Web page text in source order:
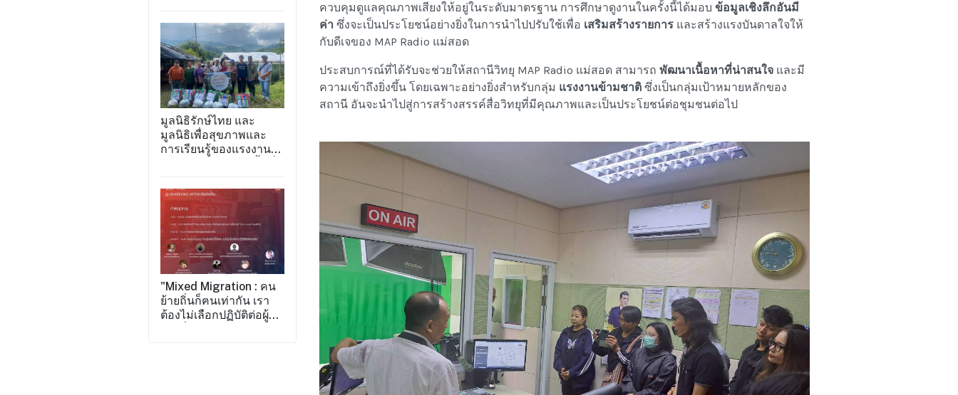
มูลนิธิรักษ์ไทย และ
มูลนิธิเพื่อสุขภาพและ
การเรียนรู้ของแรงงาน
แรงงานภาคเกษตร
"Mixed Migration : คน
ย้ายถิ่นก็ฅนเท่ากัน เรา
ต้องไม่เลือกปฏิบัติต่อผู้
ควบคุมดูแลคุณภาพเสียงให้อยู่ในระดับมาตรฐาน การศึกษาดูงานในครั้งนี้ได้มอบ ข้อมูลเชิงลึกอันมี
ค่า ซึ่งจะเป็นประโยชน์อย่างยิ่งในการนำไปปรับใช้เพื่อ เสริมสร้างรายการ และสร้างแรงบันดาลใจให้
กับดีเจของ MAP Radio แม่สอด
ประสบการณ์ที่ได้รับจะช่วยให้สถานีวิทยุ MAP Radio แม่สอด สามารถ พัฒนาเนื้อหาที่น่าสนใจ และมี
ความเข้าถึงยิ่งขึ้น โดยเฉพาะอย่างยิ่งสำหรับกลุ่ม แรงงานข้ามชาติ ซึ่งเป็นกลุ่มเป้าหมายหลักของ
สถานี อันจะนำไปสู่การสร้างสรรค์สื่อวิทยุที่มีคุณภาพและเป็นประโยชน์ต่อชุมชนต่อไป